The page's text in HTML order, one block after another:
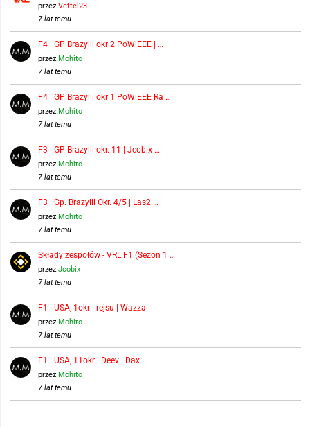
przez Vettel23
7 lat temu
F4 | GP Brazylii okr 2 PoWiEEE | …
przez Mohito
7 lat temu
F4 | GP Brazylii okr 1 PoWiEEE Ra …
przez Mohito
7 lat temu
F3 | GP Brazylii okr. 11 | Jcobix …
przez Mohito
7 lat temu
F3 | Gp. Brazylii Okr. 4/5 | Las2 …
przez Mohito
7 lat temu
Składy zespołów - VRL F1 (Sezon 1 …
przez Jcobix
7 lat temu
F1 | USA, 1okr | rejsu | Wazza
przez Mohito
7 lat temu
F1 | USA, 11okr | Deev | Dax
przez Mohito
7 lat temu